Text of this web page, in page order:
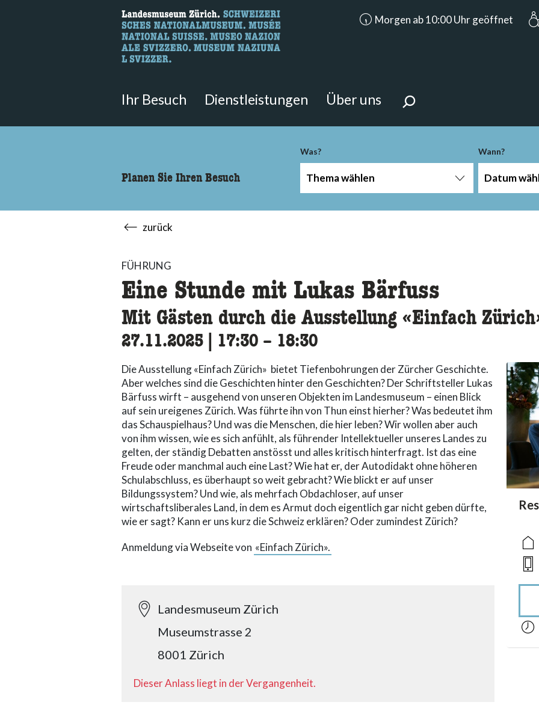
Hier können Sie nach Inhalten der Seite suchen.
accessibility.aria.opening_hours:
Morgen ab 10:00 Uhr geöffnet
Ihr Besuch Dienstleistungen Über uns
Planen Sie Ihren Besuch
Was?
Thema wählen
Wann?
Datum
zurück
FÜHRUNG
Eine Stunde mit Lukas Bärfuss
Mit Gästen durch die Ausstellung «Einfach
27.11.2025 17:30 accessibility.time_to
– 18:30
Die Ausstellung «Einfach Zürich» bietet Tiefenbohrungen der Zürcher Geschichte.
Aber welches sind die Geschichten hinter den Geschichten? Der Schriftsteller Lukas
Bärfuss wirft – ausgehend von unseren Objekten im Landesmuseum – einen Blick
auf sein ureigenes Zürich. Was führte ihn von Thun einst hierher? Was bedeutet ihm
das Schauspielhaus? Und was die Menschen, die hier leben? Wir wollen aber auch
von ihm wissen, wie es sich anfühlt, als führender Intellektueller unseres Landes zu
gelten, der ständig Debatten anstösst und alles kritisch hinterfragt. Ist das eine
Freude oder manchmal auch eine Last? Wie hat er, der Autodidakt ohne höheren
Schulabschluss, es überhaupt so weit gebracht? Wie blickt er auf unser
Bildungssystem? Und wie, als mehrfach Obdachloser, auf unser
wirtschaftsliberales Land, in dem es Armut doch eigentlich gar nicht geben dürfte,
wie er sagt? Kann er uns kurz die Schweiz erklären? Oder zumindest Zürich?
Anmeldung via Webseite von «Einfach Zürich».
Landesmuseum Zürich
Museumstrasse 2
8001 Zürich
Dieser Anlass liegt in der Vergangenheit.